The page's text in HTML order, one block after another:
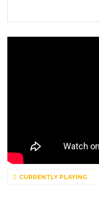
CURRENTLY PLAYING